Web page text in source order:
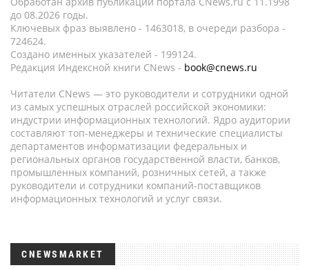
до 08.2026 годы.
Ключевых фраз выявлено - 1463018, в очереди разбора -
724624.
Создано именных указателей - 199124.
Редакция Индексной книги CNews - book@cnews.ru
Читатели CNews — это руководители и сотрудники одной
из самых успешных отраслей российской экономики:
индустрии информационных технологий. Ядро аудитории
составляют топ-менеджеры и технические специалисты
департаментов информатизации федеральных и
региональных органов государственной власти, банков,
промышленных компаний, розничных сетей, а также
руководители и сотрудники компаний-поставщиков
информационных технологий и услуг связи.
CNEWSMARKET